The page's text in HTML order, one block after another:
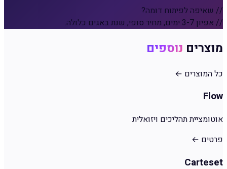
// שאיפה לפיתוח דומה?
// אפיון 3-7 ימים, מחיר סופי, שנת באגים כלולה.
מוצרים נוספים
כל המוצרים ←
Flow
אוטומציית תהליכים ויזואלית
פרטים ←
Carteset